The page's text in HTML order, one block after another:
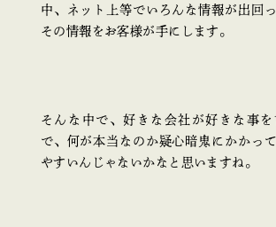
中、ネット上等でいろんな情報が出回
その情報をお客様が手にします。
そんな中で、好きな会社が好きな事
で、何が本当なのか疑心暗鬼にかかっ
やすいんじゃないかなと思いますね。